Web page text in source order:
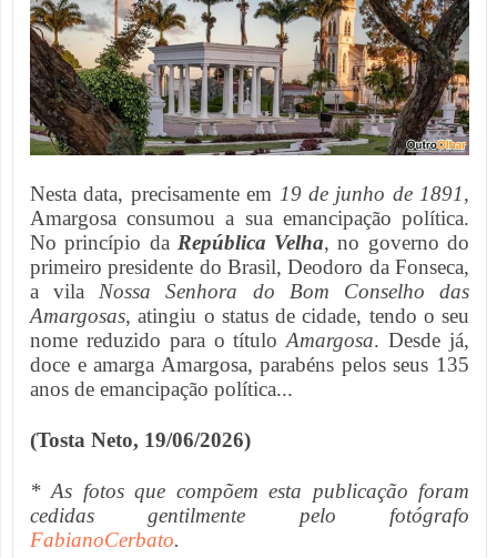
Nesta data, precisamente em 19 de junho de 1891,
Amargosa consumou a sua emancipação política.
No princípio da República Velha, no governo do
primeiro presidente do Brasil, Deodoro da Fonseca,
a vila Nossa Senhora do Bom Conselho das
Amargosas, atingiu o status de cidade, tendo o seu
nome reduzido para o títuloAmargosa. Desde já,
doce e amarga Amargosa, parabéns pelos seus 135
anos de emancipação política...
(Tosta Neto, 19/06/2026)
* As fotos que compõem esta publicação foram
cedidas gentilmente pelo fotógrafo
FabianoCerbato.